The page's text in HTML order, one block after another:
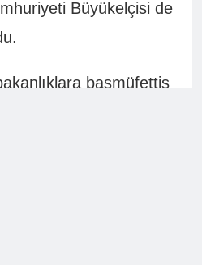
Büyükelçisi de
başmüfettiş